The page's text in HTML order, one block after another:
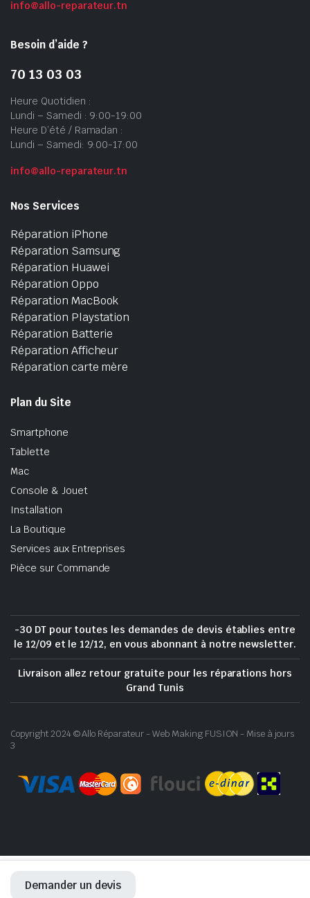
Demander un devis
info@allo-reparateur.tn
Besoin d’aide ?
70 13 03 03
Heure Quotidien :
Lundi – Samedi : 9:00-19:00
Heure D’été / Ramadan :
Lundi – Samedi: 9:00-17:00
info@allo-reparateur.tn
Nos Services
Réparation iPhone
Réparation Samsung
Réparation Huawei
Réparation Oppo
Réparation MacBook
Réparation Playstation
Réparation Batterie
Réparation Afficheur
Réparation carte mère
Plan du Site
Smartphone
Tablette
Mac
Console & Jouet
Installation
La Boutique
Services aux Entreprises
Pièce sur Commande
-30 DT pour toutes les demandes de devis établies entre
le 12/09 et le 12/12, en vous abonnant à notre newsletter.
Livraison allez retour gratuite pour les réparations hors
Grand Tunis
Copyright 2024 © Allo Réparateur - Web Making FUSION - Mise à jours
3